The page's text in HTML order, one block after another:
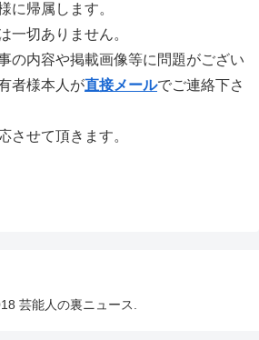
に帰属します。
一切ありません。
の内容や掲載画像等に問題がござい
者様本人が直接メールでご連絡下さ
させて頂きます。
芸能人の裏ニュース.